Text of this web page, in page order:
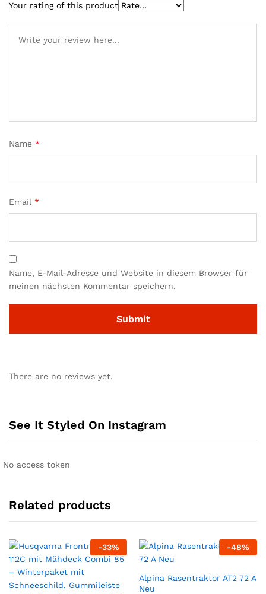
Your rating of this product
Name *
Email *
Name, E-Mail-Adresse und Website in diesem Browser für
meinen nächsten Kommentar speichern.
There are no reviews yet.
See It Styled On Instagram
No access token
Related products
-33% -48%
Alpina Rasentraktor AT2 72 A
Neu